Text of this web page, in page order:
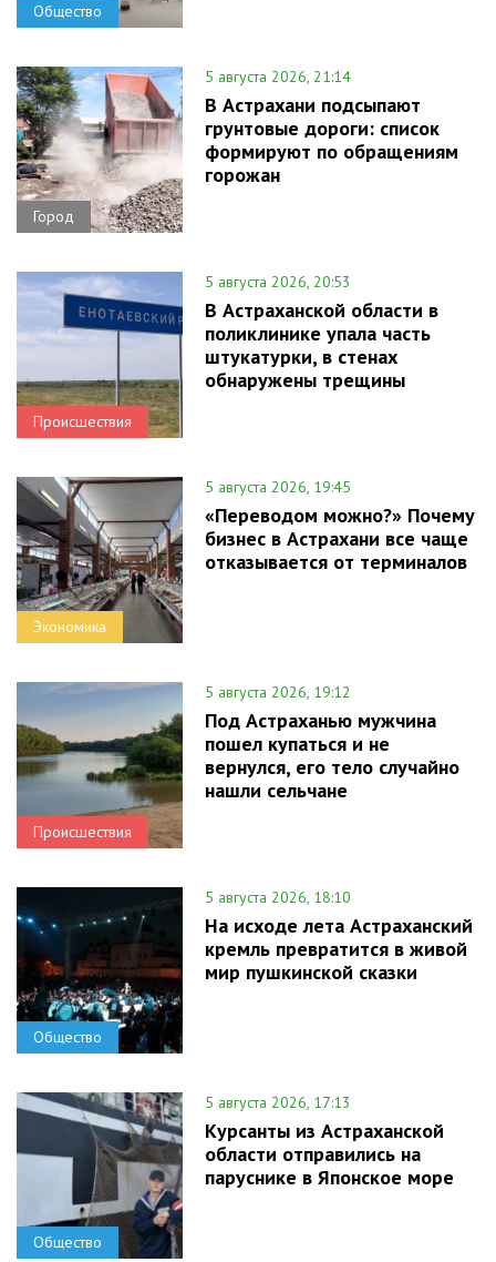
Общество
Город
5 августа 2026, 21:14
В Астрахани подсыпают
грунтовые дороги: список
формируют по обращениям
горожан
Происшествия
5 августа 2026, 20:53
В Астраханской области в
поликлинике упала часть
штукатурки, в стенах
обнаружены трещины
Экономика
5 августа 2026, 19:45
«Переводом можно?» Почему
бизнес в Астрахани все чаще
отказывается от терминалов
Происшествия
5 августа 2026, 19:12
Под Астраханью мужчина
пошел купаться и не
вернулся, его тело случайно
нашли сельчане
Общество
5 августа 2026, 18:10
На исходе лета Астраханский
кремль превратится в живой
мир пушкинской сказки
Общество
5 августа 2026, 17:13
Курсанты из Астраханской
области отправились на
паруснике в Японское море